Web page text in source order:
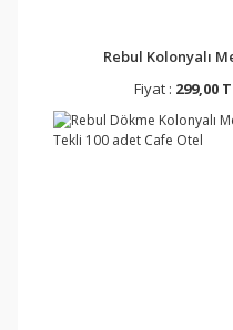
Rebul Kolonyalı
Fiyat : 299,00